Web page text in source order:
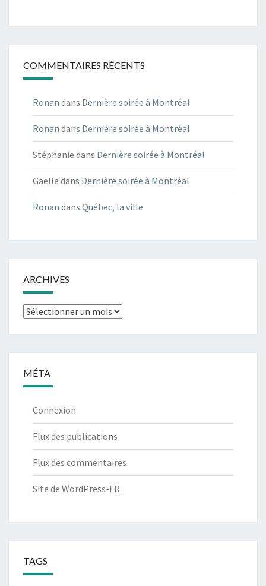
COMMENTAIRES RÉCENTS
Ronan dans Dernière soirée à Montréal
Ronan dans Dernière soirée à Montréal
Stéphanie dans Dernière soirée à Montréal
Gaelle dans Dernière soirée à Montréal
Ronan dans Québec, la ville
ARCHIVES
Archives
MÉTA
Connexion
Flux des publications
Flux des commentaires
Site de WordPress-FR
TAGS